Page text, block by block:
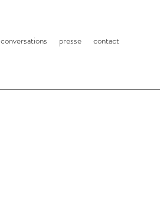
conversations presse contact